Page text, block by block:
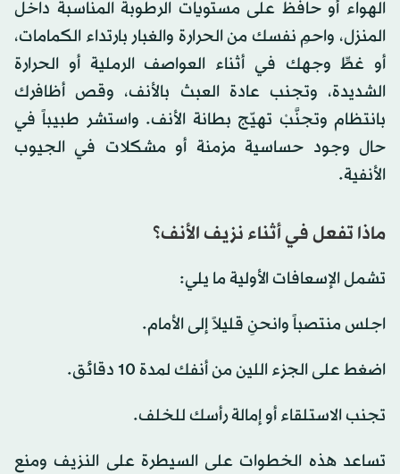
الهواء أو حافظ على مستويات الرطوبة المناسبة داخل
المنزل، واحمِ نفسك من الحرارة والغبار بارتداء الكمامات،
أو غطِّ وجهك في أثناء العواصف الرملية أو الحرارة
الشديدة، وتجنب عادة العبث بالأنف، وقص أظافرك
بانتظام وتجنَّبْ تهيّج بطانة الأنف. واستشر طبيباً في
حال وجود حساسية مزمنة أو مشكلات في الجيوب
الأنفية.
ماذا تفعل في أثناء نزيف الأنف؟
تشمل الإسعافات الأولية ما يلي:
اجلس منتصباً وانحنِ قليلاً إلى الأمام.
اضغط على الجزء اللين من أنفك لمدة 10 دقائق.
تجنب الاستلقاء أو إمالة رأسك للخلف.
تساعد هذه الخطوات على السيطرة على النزيف ومنع